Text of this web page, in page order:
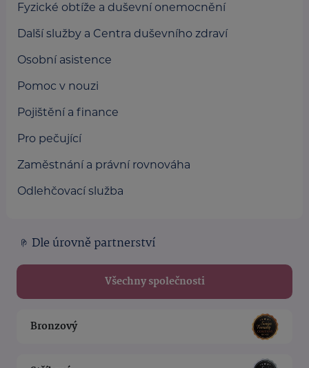
Fyzické obtíže a duševní onemocnění
Další služby a Centra duševního zdraví
Osobní asistence
Pomoc v nouzi
Pojištění a finance
Pro pečující
Zaměstnání a právní rovnováha
Odlehčovací služba
Dle úrovně partnerství
Všechny společnosti
Bronzový